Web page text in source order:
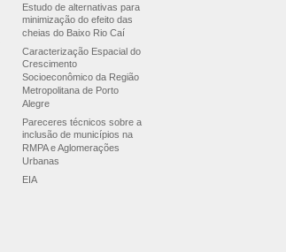
Estudo de alternativas para
minimização do efeito das
cheias do Baixo Rio Caí
Caracterização Espacial do
Crescimento
Socioeconômico da Região
Metropolitana de Porto
Alegre
Pareceres técnicos sobre a
inclusão de municípios na
RMPA e Aglomerações
Urbanas
EIA